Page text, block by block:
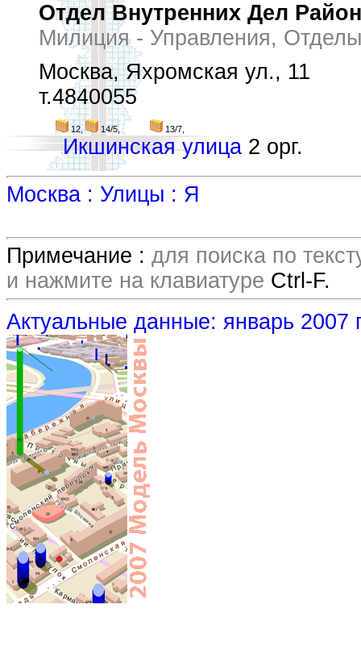
Отдел Внутренних Дел
Милиция - Управления,
Москва, Яхромская ул., 11
т.4840055
12, 14/5, 13/7,
Икшинская улица 2 орг.
Москва : Улицы : Я
Примечание : для поиска по
и нажмите на клавиатуре Ctrl-F.
Актуальные данные: январь 2007